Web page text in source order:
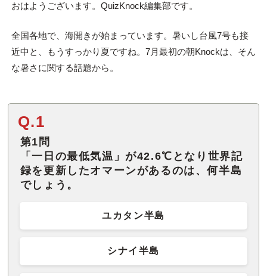
おはようございます。QuizKnock編集部です。
全国各地で、海開きが始まっています。暑いし台風7号も接
近中と、もうすっかり夏ですね。7月最初の朝Knockは、そん
な暑さに関する話題から。
Q.1
第1問
「一日の最低気温」が42.6℃となり世界記
録を更新したオマーンがあるのは、何半島
でしょう。
ユカタン半島
シナイ半島